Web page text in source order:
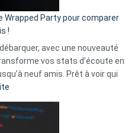
»
Solly
change
la
des
Wrapped Party pour comparer
!
avec une nouveauté
vos stats d’écoute en
neuf amis. Prêt à voir qui
Wrapped